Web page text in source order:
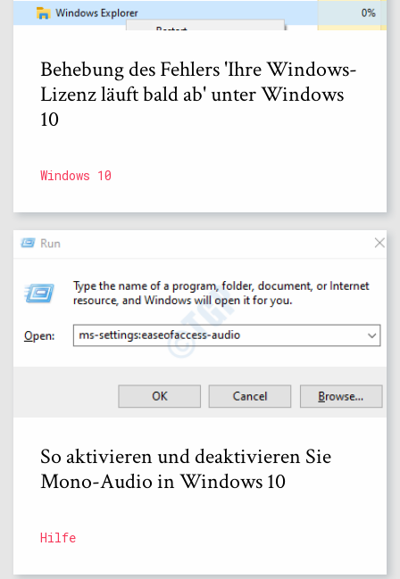
Behebung des Fehlers 'Ihre Windows-
Lizenz läuft bald ab' unter Windows
10
Windows 10
So aktivieren und deaktivieren Sie
Mono-Audio in Windows 10
Hilfe